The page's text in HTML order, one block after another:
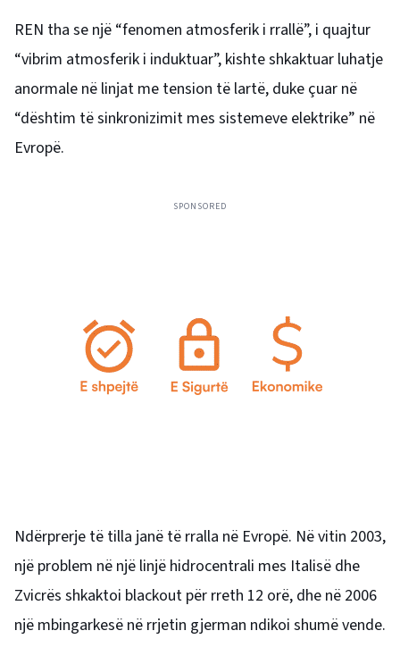
REN tha se një “fenomen atmosferik i rrallë”, i quajtur
“vibrim atmosferik i induktuar”, kishte shkaktuar luhatje
anormale në linjat me tension të lartë, duke çuar në
“dështim të sinkronizimit mes sistemeve elektrike” në
Evropë.
SPONSORED
Ndërprerje të tilla janë të rralla në Evropë. Në vitin 2003,
një problem në një linjë hidrocentrali mes Italisë dhe
Zvicrës shkaktoi blackout për rreth 12 orë, dhe në 2006
një mbingarkesë në rrjetin gjerman ndikoi shumë vende.